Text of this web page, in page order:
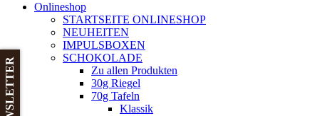
Onlineshop
STARTSEITE ONLINESHOP
NEUHEITEN
IMPULSBOXEN
SCHOKOLADE
Zu allen Produkten
30g Riegel
70g Tafeln
Klassik
NEWSLETTER